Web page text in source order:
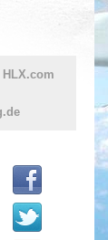
HLX.com